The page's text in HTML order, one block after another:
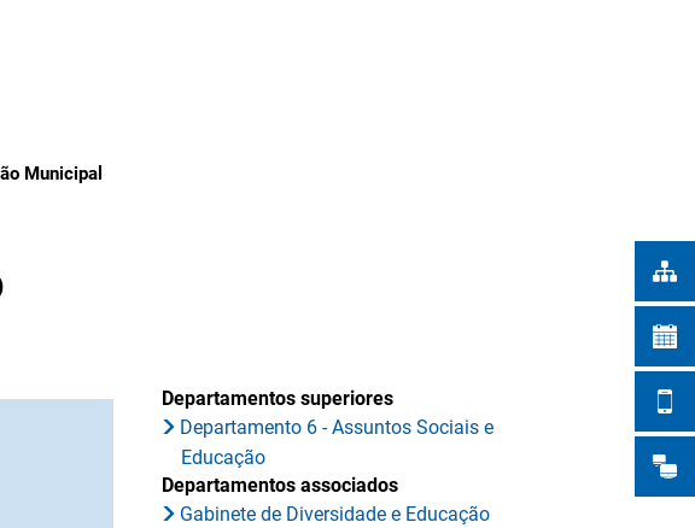
Municipal
Departamentos superiores
Departamento 6 - Assuntos Sociais e
Educação
Departamentos associados
Gabinete de Diversidade e Educação